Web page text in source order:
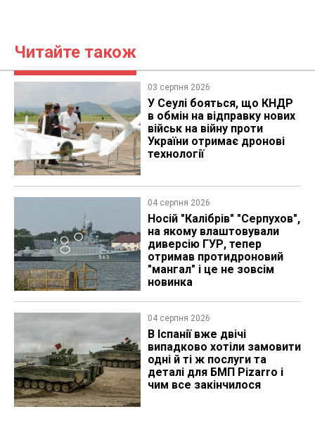
Читайте також
03 серпня 2026
У Сеулі бояться, що КНДР
в обмін на відправку нових
військ на війну проти
України отримає дронові
технології
04 серпня 2026
Носій "Калібрів" "Серпухов",
на якому влаштовували
диверсію ГУР, тепер
отримав протидроновий
"мангал" і це не зовсім
новинка
04 серпня 2026
В Іспанії вже двічі
випадково хотіли замовити
одні й ті ж послуги та
деталі для БМП Pizarro і
чим все закінчилося